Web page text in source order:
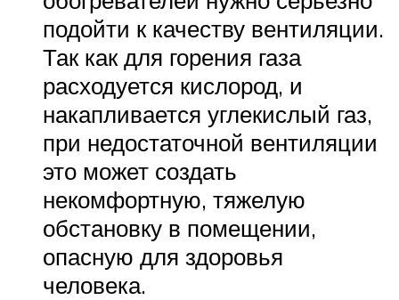
подойти к качеству вентиляции.
Так как для горения газа
расходуется кислород, и
накапливается углекислый газ,
при недостаточной вентиляции
это может создать
некомфортную, тяжелую
обстановку в помещении,
опасную для здоровья
человека.